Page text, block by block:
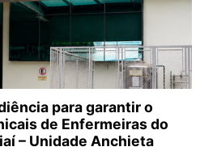
para garantir o
de Enfermeiras do
– Unidade Anchieta